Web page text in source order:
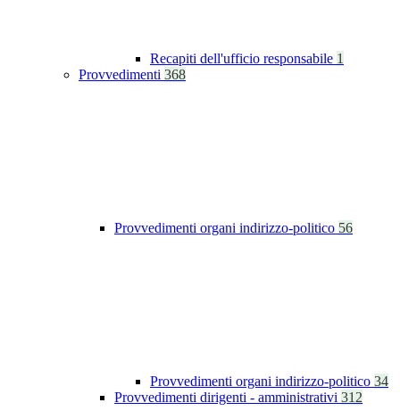
Recapiti dell'ufficio responsabile 1
Provvedimenti 368
Provvedimenti organi indirizzo-politico 56
Provvedimenti organi indirizzo-politico 34
Provvedimenti dirigenti - amministrativi 312